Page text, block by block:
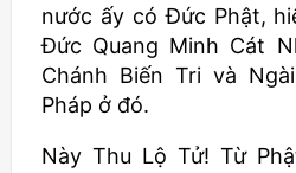
nước ấy có Đức Phật,
Đức Quang Minh Cát
Chánh Biến Tri và
Pháp ở đó.
Này Thu Lộ Tử! Từ